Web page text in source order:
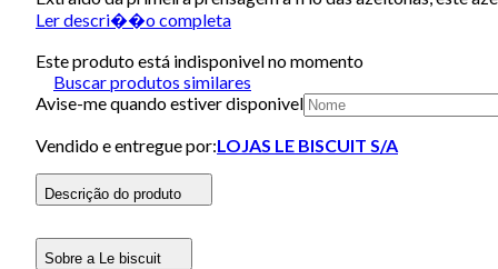
Ler descri��o completa
Este produto está indisponivel no momento
Buscar produtos similares
Avise-me quando estiver disponivel
Vendido e entregue por:LOJAS LE BISCUIT S/A
Descrição do produto
Sobre a Le biscuit